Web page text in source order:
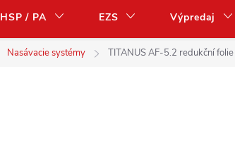
HSP / PA EZS Výpredaj
Nasávacie systémy TITANUS AF-5.2 redukční